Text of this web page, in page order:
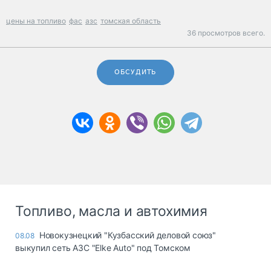
цены на топливо фас азс томская область
36 просмотров всего.
ОБСУДИТЬ
Топливо, масла и автохимия
08.08 Новокузнецкий "Кузбасский деловой союз"
выкупил сеть АЗС "Elke Auto" под Томском